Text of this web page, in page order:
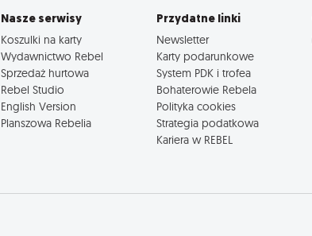
Nasze serwisy
Koszulki na karty
Wydawnictwo Rebel
Sprzedaż hurtowa
Rebel Studio
English Version
Planszowa Rebelia
Przydatne linki
Newsletter
Karty podarunkowe
System PDK i trofea
Bohaterowie Rebela
Polityka cookies
Strategia podatkowa
Kariera w REBEL